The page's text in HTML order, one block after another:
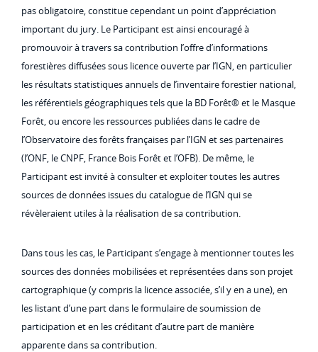
pas obligatoire, constitue cependant un point d’appréciation
important du jury. Le Participant est ainsi encouragé à
promouvoir à travers sa contribution l’offre d’informations
forestières diffusées sous licence ouverte par l’IGN, en particulier
les résultats statistiques annuels de l’inventaire forestier national,
les référentiels géographiques tels que la BD Forêt® et le Masque
Forêt, ou encore les ressources publiées dans le cadre de
l’Observatoire des forêts françaises par l’IGN et ses partenaires
(l’ONF, le CNPF, France Bois Forêt et l’OFB). De même, le
Participant est invité à consulter et exploiter toutes les autres
sources de données issues du catalogue de l’IGN qui se
révèleraient utiles à la réalisation de sa contribution.
Dans tous les cas, le Participant s’engage à mentionner toutes les
sources des données mobilisées et représentées dans son projet
cartographique (y compris la licence associée, s’il y en a une), en
les listant d’une part dans le formulaire de soumission de
participation et en les créditant d’autre part de manière
apparente dans sa contribution.